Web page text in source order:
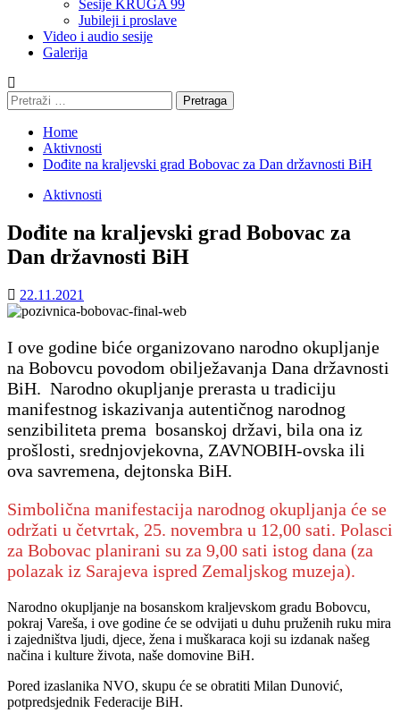
Sesije KRUGA 99
Jubileji i proslave
Video i audio sesije
Galerija
Pretraga:
Home
Aktivnosti
Dođite na kraljevski grad Bobovac za Dan državnosti BiH
Aktivnosti
Dođite na kraljevski grad Bobovac za
Dan državnosti BiH
22.11.2021
I ove godine biće organizovano narodno okupljanje
na Bobovcu povodom obilježavanja Dana državnosti
BiH. Narodno okupljanje prerasta u tradiciju
manifestnog iskazivanja autentičnog narodnog
senzibiliteta prema bosanskoj državi, bila ona iz
prošlosti, srednjovjekovna, ZAVNOBIH-ovska ili
ova savremena, dejtonska BiH.
Simbolična manifestacija narodnog okupljanja će se
održati u četvrtak, 25. novembra u 12,00 sati. Polasci
za Bobovac planirani su za 9,00 sati istog dana (za
polazak iz Sarajeva ispred Zemaljskog muzeja).
Narodno okupljanje na bosanskom kraljevskom gradu Bobovcu,
pokraj Vareša, i ove godine će se odvijati u duhu pruženih ruku mira
i zajedništva ljudi, djece, žena i muškaraca koji su izdanak našeg
načina i kulture života, naše domovine BiH.
Pored izaslanika NVO, skupu će se obratiti Milan Dunović,
potpredsjednik Federacije BiH.